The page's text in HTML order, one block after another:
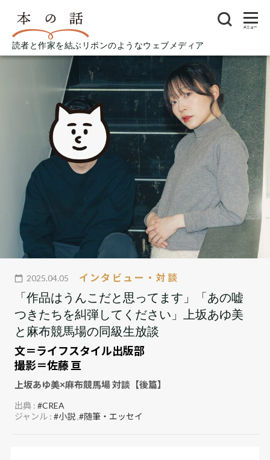
読者と作家を結ぶリボンのようなウェブメディア
メニュー
2025.04.05 インタビュー・対談
「作品はうんこだと思ってます」「あの嘘
つきたちを糾弾してください」上坂あゆ美
と麻布競馬場の同級生放談
文＝ライフスタイル出版部
撮影＝佐藤 亘
上坂あゆ美×麻布競馬場 対談【後篇】
出典 :#CREA
ジャンル :#小説,#随筆・エッセイ